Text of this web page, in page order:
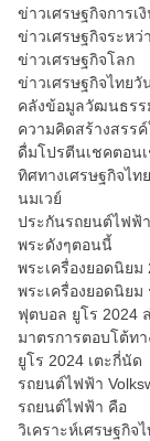
ข่าวเศรษฐกิจการเ
ข่าวเศรษฐกิจระหว่
ข่าวเศรษฐกิจโลก
ข่าวเศรษฐกิจไทยวั
คลังข้อมูลวัฒนธร
ความคิดสร้างสรร
ดื่มโปรตีนเชคตอน
ทิศทางเศรษฐกิจไทย
นมเวย์
ประกันรถยนต์ไฟฟ้า
พระดังๆตอนนี้
พระเครื่องยอดนิยม
พระเครื่องยอดนิยม
ฟุตบอล ยูโร 2024
มาตรการตอบโต้ท
ยูโร 2024 เตะกี่นัด
รถยนต์ไฟฟ้า
รถยนต์ไฟฟ้า คือ
วิเคราะห์เศรษฐกิจไ